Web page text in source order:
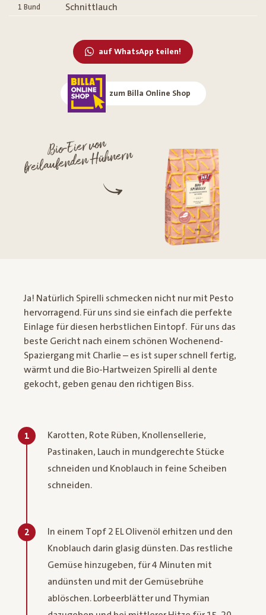
1 Bund Schnittlauch
auf WhatsApp teilen!
zum Billa Online Shop
Bio-Eier von
freilaufenden Hühnern
Ja! Natürlich Spirelli schmecken nicht nur mit Pesto
hervorragend. Für uns sind sie einfach die perfekte
Einlage für diesen herbstlichen Eintopf. Für uns das
beste Gericht nach einem schönen Wochenend-
Spaziergang mit Charlie – es ist super schnell fertig,
wärmt und die Bio-Hartweizen Spirelli al dente
gekocht, geben genau den richtigen Biss.
1
Karotten, Rote Rüben, Knollensellerie,
Pastinaken, Lauch in mundgerechte Stücke
schneiden und Knoblauch in feine Scheiben
schneiden.
2
In einem Topf 2 EL Olivenöl erhitzen und den
Knoblauch darin glasig dünsten. Das restliche
Gemüse hinzugeben, für 4 Minuten mit
andünsten und mit der Gemüsebrühe
ablöschen. Lorbeerblätter und Thymian